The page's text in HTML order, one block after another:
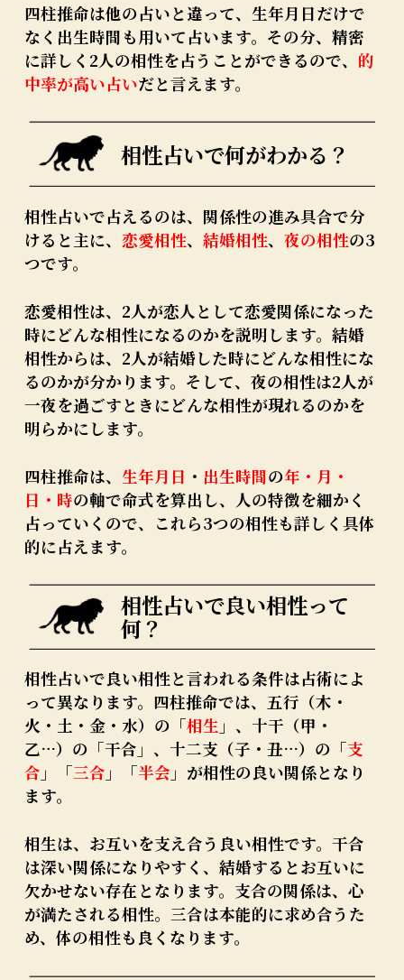
四柱推命は他の占いと違って、生年月日だけで
なく出生時間も用いて占います。その分、精密
に詳しく2人の相性を占うことができるので、 的
中率が高い占いだと言えます。
相性占いで何がわかる？
相性占いで占えるのは、関係性の進み具合で分
けると主に、 恋愛相性、 結婚相性、 夜の相性の3
つです。
恋愛相性は、2人が恋人として恋愛関係になった
時にどんな相性になるのかを説明します。結婚
相性からは、2人が結婚した時にどんな相性にな
るのかが分かります。そして、夜の相性は2人が
一夜を過ごすときにどんな相性が現れるのかを
明らかにします。
四柱推命は、 生年月日 ・ 出生時間の年・月・
日・時の軸で命式を算出し、人の特徴を細かく
占っていくので、これら3つの相性も詳しく具体
的に占えます。
相性占いで良い相性って
何？
相性占いで良い相性と言われる条件は占術によ
って異なります。四柱推命では、五行（木・
火・土・金・水）の「相生 」、十干（甲・
乙…）の「干合」、十二支（子・丑…）の「支
合 」「三合 」「半会 」が相性の良い関係となり
ます。
相生は、お互いを支え合う良い相性です。干合
は深い関係になりやすく、結婚するとお互いに
欠かせない存在となります。支合の関係は、心
が満たされる相性。三合は本能的に求め合うた
め、体の相性も良くなります。